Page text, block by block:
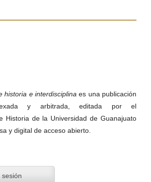
historia e interdisciplinaes una publicación
y arbitrada, editada por el
Historia de la Universidad de Guanajuato
y digital de acceso abierto.
sesión